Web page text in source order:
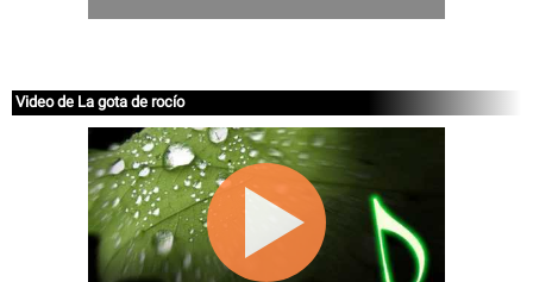
Video de La gota de rocío